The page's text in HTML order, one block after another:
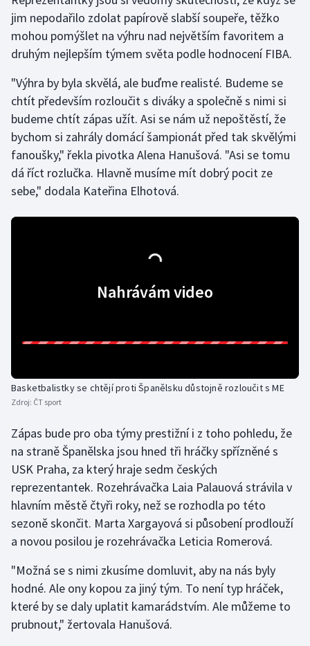
Golf
Gymnastika
Házená
Jezdectví
Judo
Krasobruslení
Moderní pětiboj
Parasport
Plážový volejbal
Ragby
Rychlobruslení
Short track
Sportovní střelba
jim nepodařilo zdolat papírově slabší soupeře, těžko
mohou pomýšlet na výhru nad největším favoritem a
druhým nejlepším týmem světa podle hodnocení FIBA.
"Výhra by byla skvělá, ale buďme realisté. Budeme se
chtít především rozloučit s diváky a společně s nimi si
budeme chtít zápas užít. Asi se nám už nepoštěstí, že
bychom si zahrály domácí šampionát před tak skvělými
fanoušky," řekla pivotka Alena Hanušová. "Asi se tomu
dá říct rozlučka. Hlavně musíme mít dobrý pocit ze
sebe," dodala Kateřina Elhotová.
Nahrávám video
Basketbalistky se chtějí proti Španělsku důstojně rozloučit s ME
Zdroj: ČT sport
Zápas bude pro oba týmy prestižní i z toho pohledu, že
na straně Španělska jsou hned tři hráčky spřízněné s
USK Praha, za který hraje sedm českých
reprezentantek. Rozehrávačka Laia Palauová strávila v
hlavním městě čtyři roky, než se rozhodla po této
sezoně skončit. Marta Xargayová si působení prodlouží
a novou posilou je rozehrávačka Leticia Romerová.
"Možná se s nimi zkusíme domluvit, aby na nás byly
hodné. Ale ony kopou za jiný tým. To není typ hráček,
které by se daly uplatit kamarádstvím. Ale můžeme to
prubnout," žertovala Hanušová.